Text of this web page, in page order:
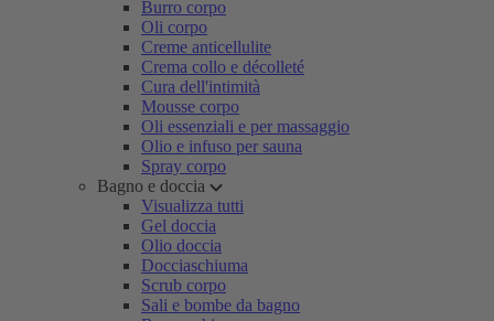
Burro corpo
Oli corpo
Creme anticellulite
Crema collo e décolleté
Cura dell'intimità
Mousse corpo
Oli essenziali e per massaggio
Olio e infuso per sauna
Spray corpo
Bagno e doccia
Visualizza tutti
Gel doccia
Olio doccia
Docciaschiuma
Scrub corpo
Sali e bombe da bagno